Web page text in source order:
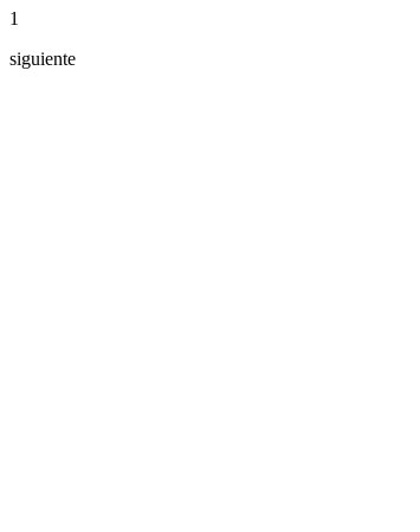
1
siguiente